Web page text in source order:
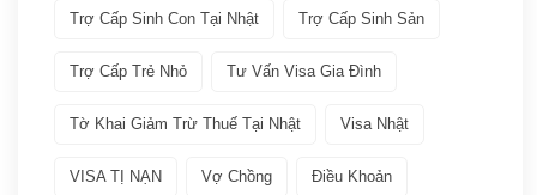
Làm việc tai Nhật(12)
Lưu trú ngắn hạn(2)
Trợ Cấp Sinh Con Tại Nhật Trợ Cấp Sinh Sản
Trợ Cấp Trẻ Nhỏ Tư Vấn Visa Gia Đình
Tờ Khai Giảm Trừ Thuế Tại Nhật Visa Nhật
VISA TỊ NẠN Vợ Chồng Điều Khoản